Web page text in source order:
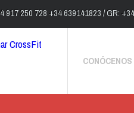
917 250 728 +34 639141823 / GR:
CONÓCENOS